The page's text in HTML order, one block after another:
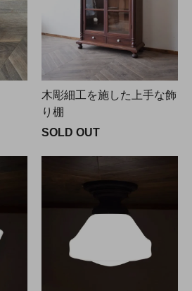
木彫細工を施した上手な飾
り棚
SOLD OUT